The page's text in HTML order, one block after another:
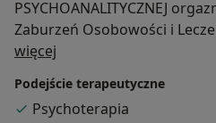
PSYCHOANALITYCZNEJ
Zaburzeń Osobowości i
klinicznej im. J. Babinskiego w
 Staż w Dzienny Oddział Psychiatryczny Ogólny
Klinicznego Szpitala
Babińskiego
więcej
Podejście terapeutyczne
Psychoterapia